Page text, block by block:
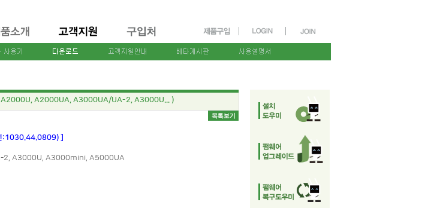
A2000U, A2000UA, A3000UA/UA-2, A3000U... )
:1030.44.0809) ]
2, A3000U, A3000mini, A5000UA